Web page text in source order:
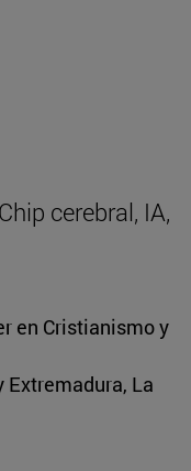
cerebral, IA,
en Cristianismo y
Extremadura, La